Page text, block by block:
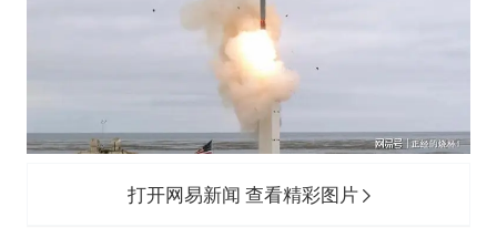
打开网易新闻 查看精彩图片